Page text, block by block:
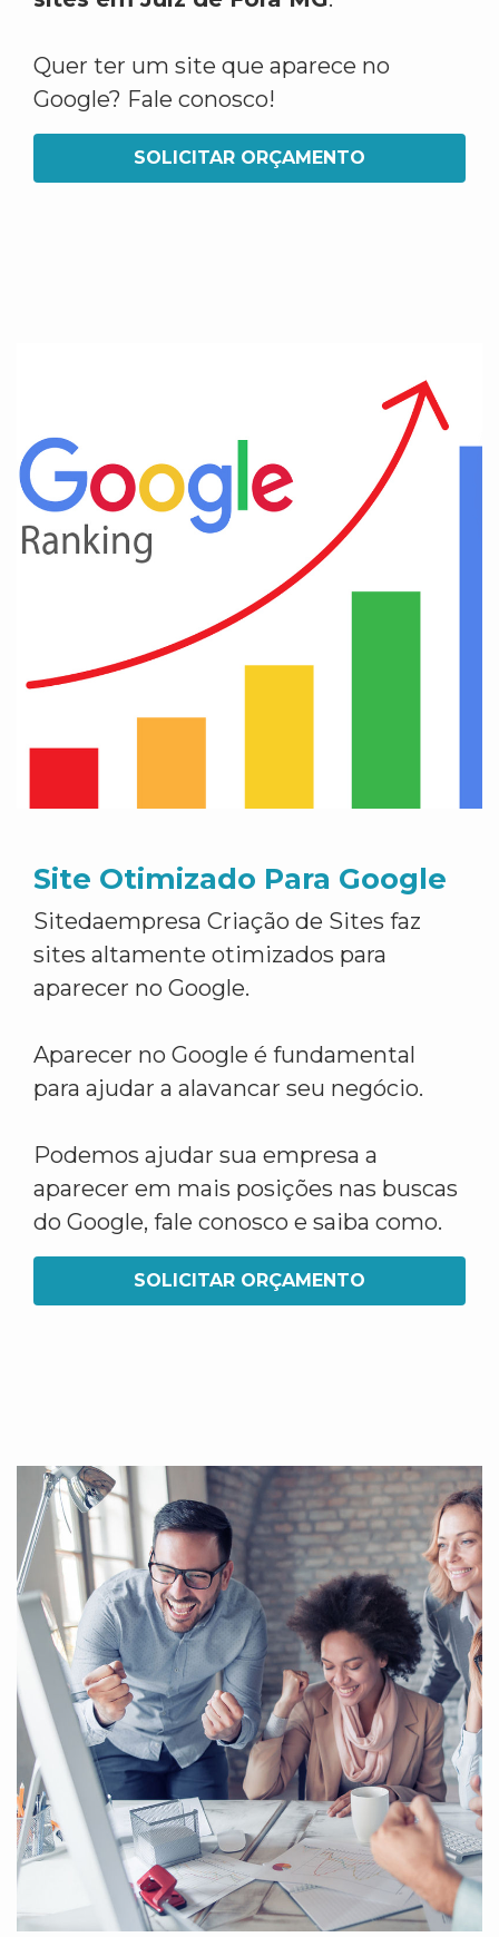
Quer ter um site que aparece no
Google? Fale conosco!
SOLICITAR ORÇAMENTO
Site Otimizado Para Google
Sitedaempresa Criação de Sites faz
sites altamente otimizados para
aparecer no Google.
Aparecer no Google é fundamental
para ajudar a alavancar seu negócio.
Podemos ajudar sua empresa a
aparecer em mais posições nas buscas
do Google, fale conosco e saiba como.
SOLICITAR ORÇAMENTO